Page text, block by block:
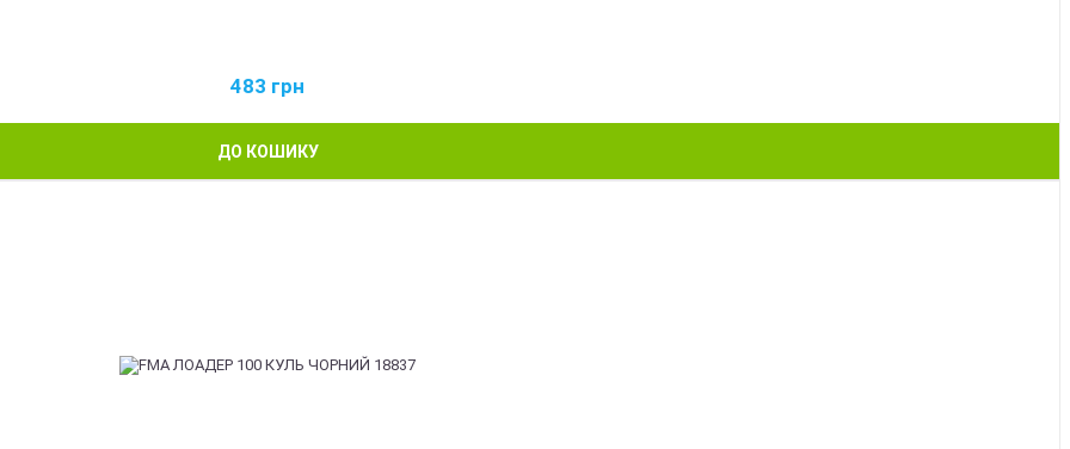
483 грн
ДО КОШИКУ